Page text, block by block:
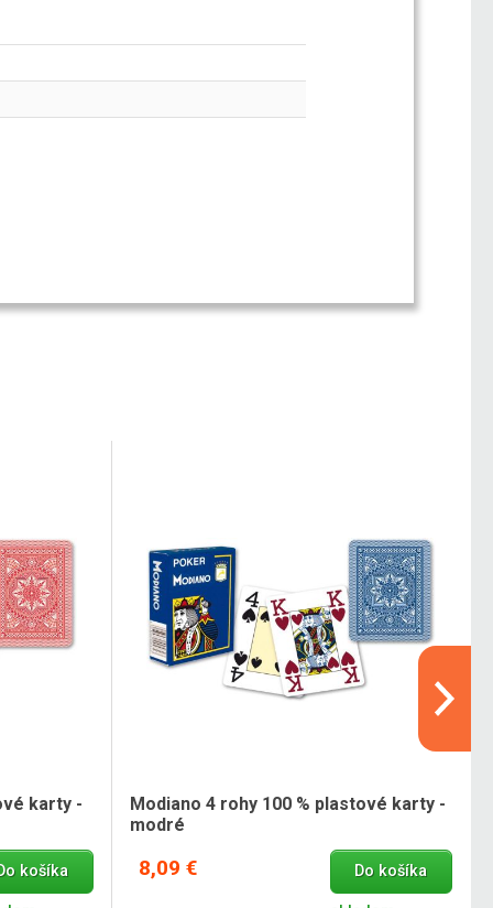
karty -
košíka
Modiano 4 rohy 100 % plastové karty -
modré
8,09 € Do košíka